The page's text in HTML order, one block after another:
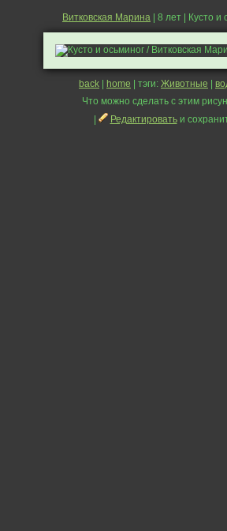
Витковская Марина | 8 лет | Кусто и
back home | тэги: Животные
Что можно сделать с этим
Редактироватьи